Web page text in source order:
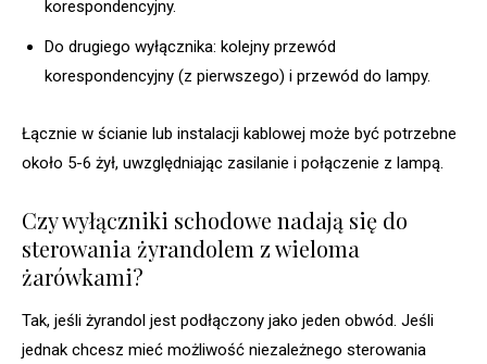
korespondencyjny.
Do drugiego wyłącznika: kolejny przewód
korespondencyjny (z pierwszego) i przewód do lampy.
Łącznie w ścianie lub instalacji kablowej może być potrzebne
około 5-6 żył, uwzględniając zasilanie i połączenie z lampą.
Czy wyłączniki schodowe nadają się do
sterowania żyrandolem z wieloma
żarówkami?
Tak, jeśli żyrandol jest podłączony jako jeden obwód. Jeśli
jednak chcesz mieć możliwość niezależnego sterowania